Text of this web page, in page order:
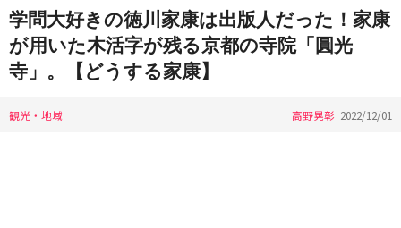
学問大好きの徳川家康は出版人だった！家康
が用いた木活字が残る京都の寺院「圓光
寺」。【どうする家康】
観光・地域 高野晃彰 2022/12/01